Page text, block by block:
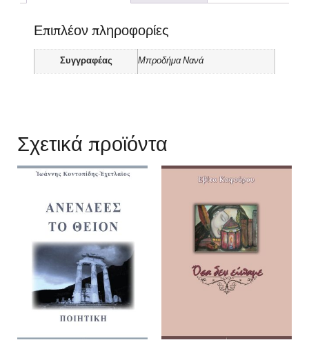
Επιπλέον πληροφορίες
Συγγραφέας Μπροδήμα Νανά
Σχετικά προϊόντα